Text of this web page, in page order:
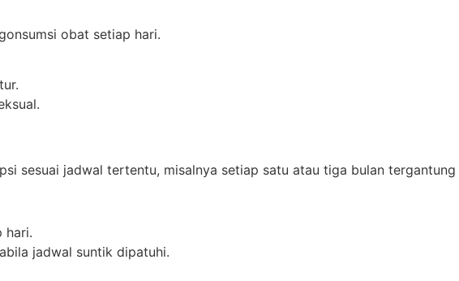
obat setiap hari.
sesuai jadwal tertentu, misalnya setiap satu atau tiga bulan tergantung
hari.
jadwal suntik dipatuhi.